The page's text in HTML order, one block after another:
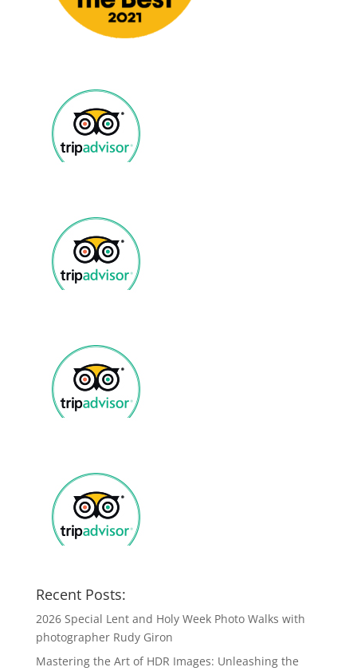
Recent Posts:
2026 Special Lent and Holy Week Photo Walks with
photographer Rudy Giron
Mastering the Art of HDR Images: Unleashing the